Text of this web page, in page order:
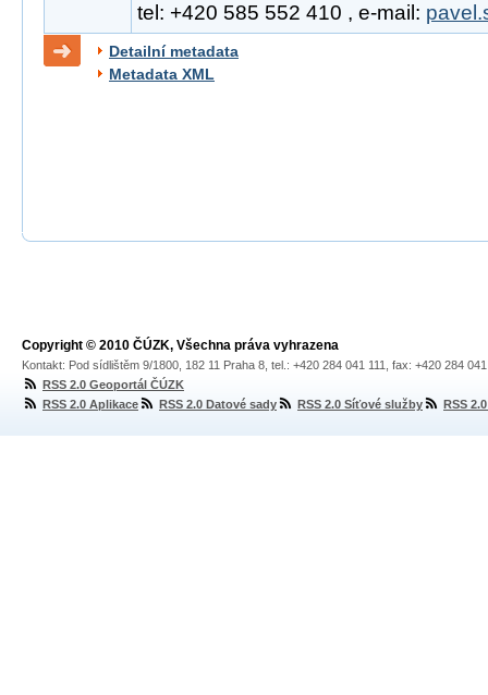
tel: +420 585 552 410 , e-mail:
Detailní metadata
Metadata XML
Copyright © 2010 ČÚZK, Všechna práva vyhrazena
Kontakt: Pod sídlištěm 9/1800, 182 11 Praha 8, tel.: +420 284 041 111, fax: +420 284
RSS 2.0 Geoportál ČÚZK
RSS 2.0 Aplikace
RSS 2.0 Datové sady RSS 2.0 Síťové služby RSS